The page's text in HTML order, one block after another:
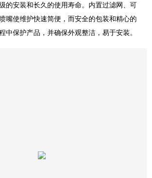
的安装和长久的使用寿命。内置过滤网、可
嘴使维护快速简便，而安全的包装和精心的
中保护产品，并确保外观整洁，易于安装。